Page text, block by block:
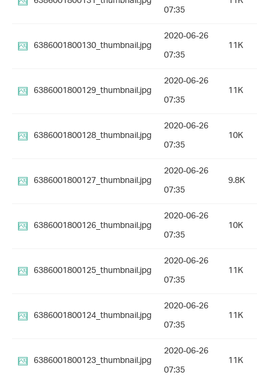
07:35
6386001800130_thumbnail.jpg
2020-06-26
07:35
11K
6386001800129_thumbnail.jpg
2020-06-26
07:35
11K
6386001800128_thumbnail.jpg
2020-06-26
07:35
10K
6386001800127_thumbnail.jpg
2020-06-26
07:35
9.8K
6386001800126_thumbnail.jpg
2020-06-26
07:35
10K
6386001800125_thumbnail.jpg
2020-06-26
07:35
11K
6386001800124_thumbnail.jpg
2020-06-26
07:35
11K
6386001800123_thumbnail.jpg
2020-06-26
07:35
11K